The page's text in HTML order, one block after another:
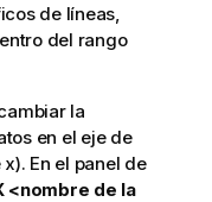
de líneas,
del rango
la
en el eje de
En el panel de
<nombre de la